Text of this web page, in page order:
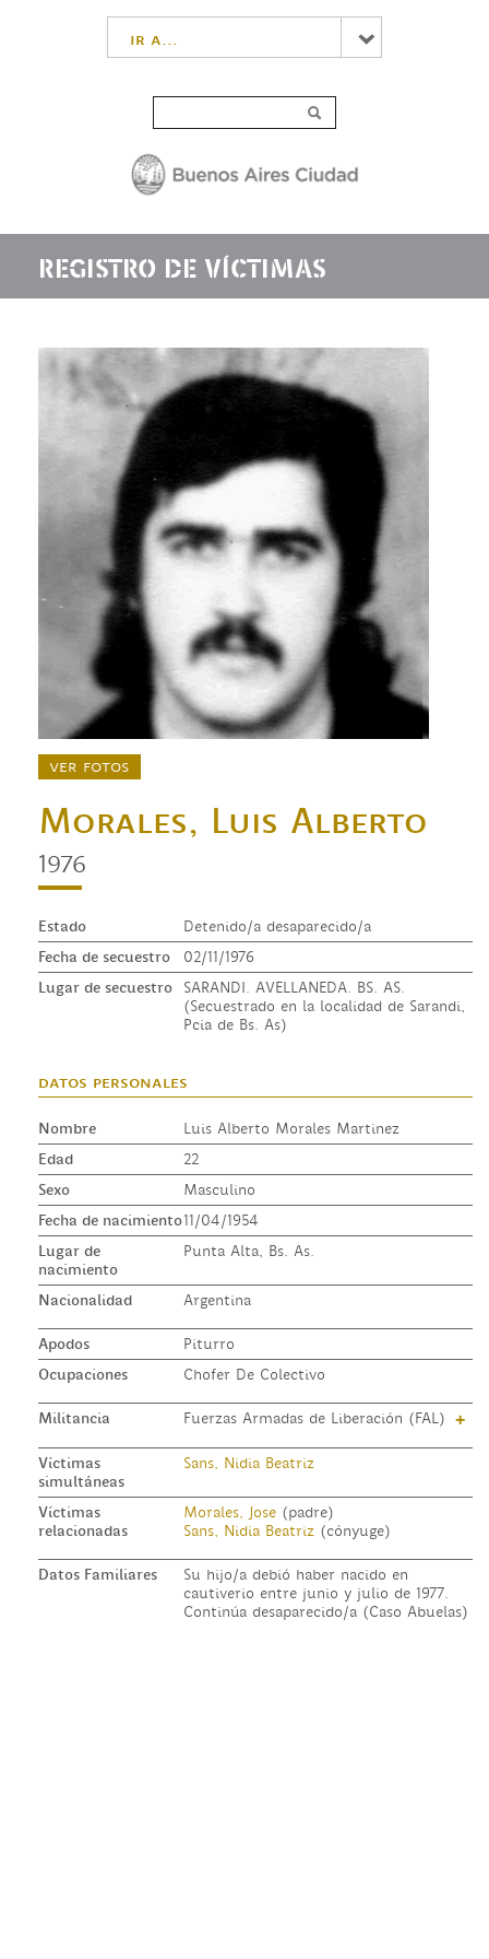
ir a...
REGISTRO DE VÍCTIMAS
ver fotos
Morales, Luis Alberto
1976
Estado
Detenido/a desaparecido/a
Fecha de secuestro
02/11/1976
Lugar de secuestro
SARANDI. AVELLANEDA. BS. AS.
(Secuestrado en la localidad de Sarandi,
Pcia de Bs. As)
datos personales
Nombre
Luis Alberto Morales Martinez
Edad
22
Sexo
Masculino
Fecha de nacimiento11/04/1954
Lugar de
nacimiento
Punta Alta, Bs. As.
Nacionalidad Argentina
Apodos
Piturro
Ocupaciones
Chofer De Colectivo
Militancia Fuerzas Armadas de Liberación (FAL) +
Víctimas
simultáneas
Sans, Nidia Beatriz
Víctimas
relacionadas
Morales, Jose(padre)
Sans, Nidia Beatriz (cónyuge)
Datos Familiares
Su hijo/a debió haber nacido en
cautiverio entre junio y julio de 1977.
Continúa desaparecido/a (Caso Abuelas)